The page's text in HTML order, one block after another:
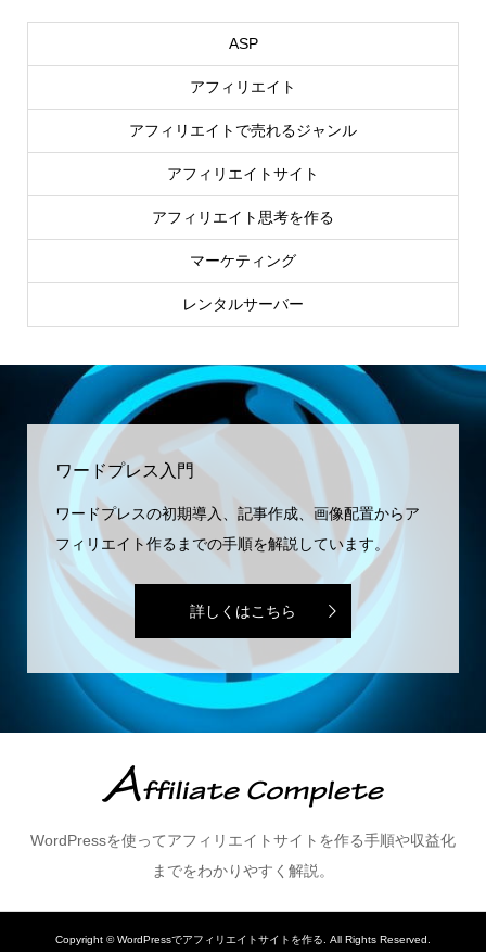
ASP
アフィリエイト
アフィリエイトで売れるジャンル
アフィリエイトサイト
アフィリエイト思考を作る
マーケティング
レンタルサーバー
ワードプレス入門
ワードプレスの初期導入、記事作成、画像配置からア
フィリエイト作るまでの手順を解説しています。
詳しくはこちら
WordPressを使ってアフィリエイトサイトを作る手順や収益化
までをわかりやすく解説。
Copyright ©WordPressでアフィリエイトサイトを作る. All Rights Reserved.